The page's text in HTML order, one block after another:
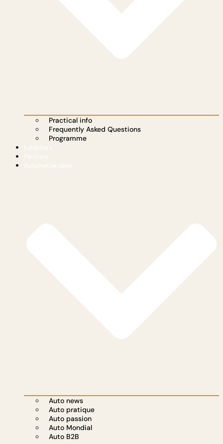
Practical info
Frequently Asked Questions
Programme
Auto news
Auto pratique
Auto passion
Auto Mondial
Auto B2B